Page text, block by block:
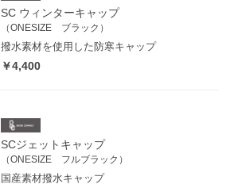
SC ウィンターキャップ
（ONESIZE ブラック）
撥水素材を使用した防寒キャップ
￥4,400
SCジェットキャップ
（ONESIZE フルブラック）
国産素材撥水キャップ